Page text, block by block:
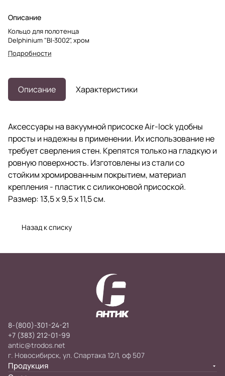
Описание
Кольцо для полотенца
Delphinium "BI-3002", хром
Подробности
Описание Характеристики
Аксессуары на вакуумной присоске Air-lock удобны
просты и надежны в применении. Их использование не
требует сверления стен. Крепятся только на гладкую и
ровную поверхность. Изготовлены из стали со
стойким хромированным покрытием, материал
крепления - пластик с силиконовой присоской.
Размер: 13,5 х 9,5 х 11,5 см.
Назад к списку
8-(800)-301-24-21
+7 (383) 212-01-99
antic@trodos.net
г. Новосибирск, ул. Спартака 12/1, оф 507
Продукция